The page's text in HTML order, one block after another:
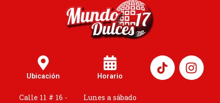
Ubicación
Calle 11 # 16 -
Horario
Lunes a sábado
I
n
s